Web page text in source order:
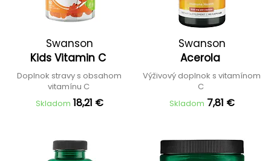
Swanson
Kids Vitamin C
Doplnok stravy s obsahom
vitamínu C
Skladom 18,21 €
Swanson
Acerola
Výživový doplnok s vitamínom
C
Skladom 7,81 €